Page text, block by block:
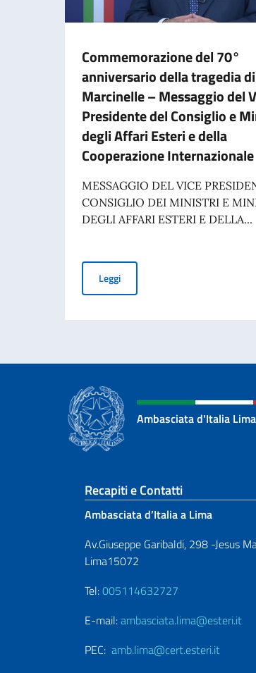
Commemorazione del 70°
anniversario della tragedia di
Marcinelle – Messaggio del
Presidente del Consiglio e
degli Affari Esteri e della
Cooperazione Internazionale
MESSAGGIO DEL VICE
CONSIGLIO DEI MINISTRI E
DEGLI AFFARI ESTERI E DELLA...
LeggiCommemorazione del 70°
Ambasciata d'Italia Lima
Sezione footer
Recapiti e Contatti
Ambasciata d’Italia a Lima
Av.Giuseppe Garibaldi, 298 -Jesus
Lima15072
Tel:005114632727
E-mail:ambasciata.lima@esteri.it
PEC: amb.lima@cert.esteri.it